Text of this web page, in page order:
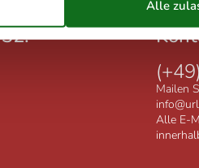
Mailen
Alle E-